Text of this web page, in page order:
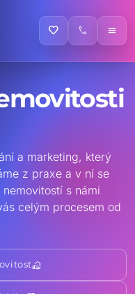
favorite call menu
a marketing, který
z praxe a v ní se
s námi
celým procesem od
real_estate_agent